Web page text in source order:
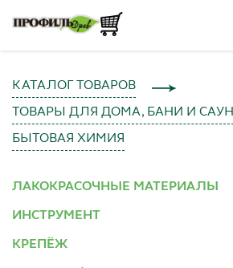
КАТАЛОГ ТОВАРОВ
ТОВАРЫ ДЛЯ ДОМА, БАНИ И САУН
БЫТОВАЯ ХИМИЯ
ЛАКОКРАСОЧНЫЕ МАТЕРИАЛЫ
ИНСТРУМЕНТ
КРЕПЁЖ